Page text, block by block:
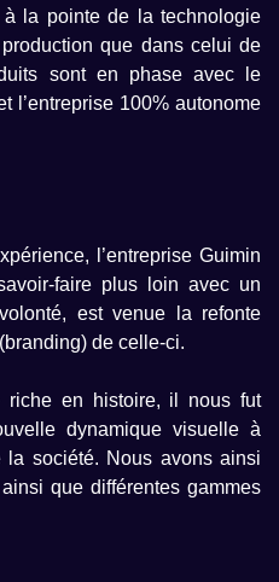
à la pointe de la technologie
que dans celui de
sont en phase avec le
l’entreprise 100% autonome
l’entreprise Guimin
faire plus loin avec un
est venue la refonte
de celle-ci.
riche en histoire, il nous fut
dynamique visuelle à
la société. Nous avons ainsi
que différentes gammes